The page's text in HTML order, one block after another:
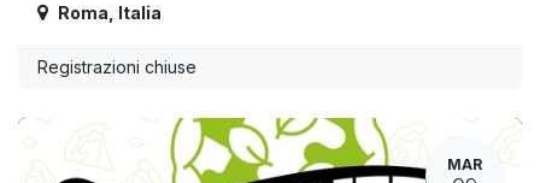
Roma Italia
Registrazioni chiuse
MAR